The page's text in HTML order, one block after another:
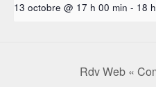
13 octobre @ 17 h 00 min - 18
Rdv Web «